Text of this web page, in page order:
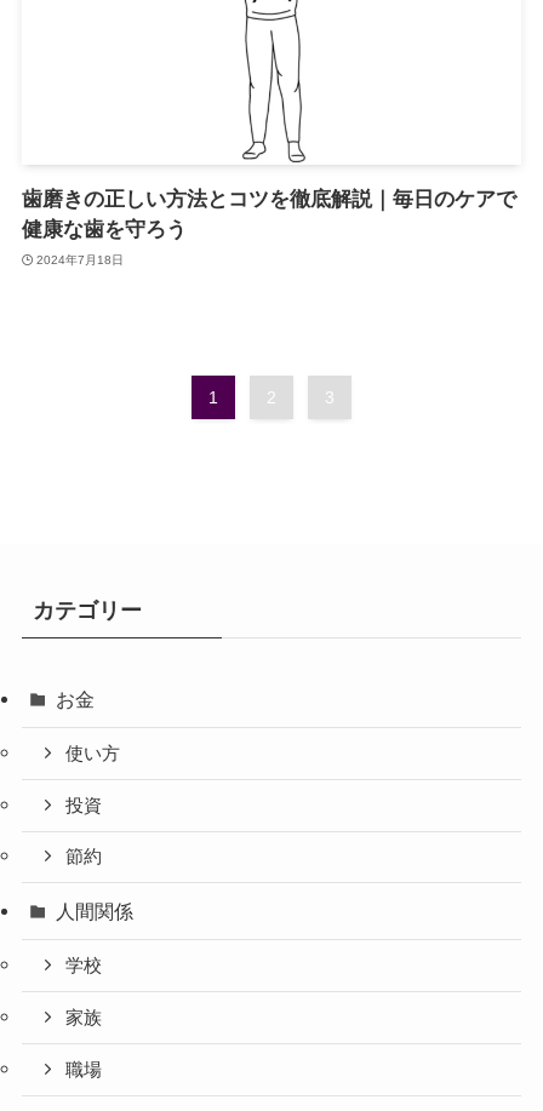
歯磨きの正しい方法とコツを徹底解説｜毎日のケアで
健康な歯を守ろう
2024年7月18日
1 2 3
カテゴリー
お金
使い方
投資
節約
人間関係
学校
家族
職場